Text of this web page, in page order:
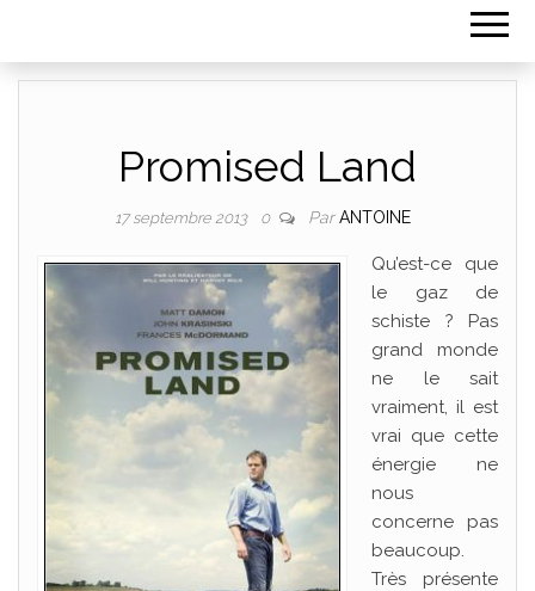
Promised Land
17 septembre 2013 0 ParANTOINE
Qu’est-ce que
le gaz de
schiste ? Pas
grand monde
ne le sait
vraiment, il est
vrai que cette
énergie ne
nous
concerne pas
beaucoup.
Très présente